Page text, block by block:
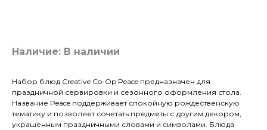
Наличие: В наличии
Набор блюд Creative Co-Op Peace предназначен для
праздничной сервировки и сезонного оформления стола.
Название Peace поддерживает спокойную рождественскую
тематику и позволяет сочетать предметы с другим декором,
украшенным праздничными словами и символами. Блюда